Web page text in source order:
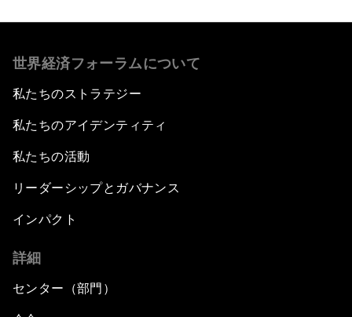
世界経済フォーラムについて
私たちのストラテジー
私たちのアイデンティティ
私たちの活動
リーダーシップとガバナンス
インパクト
詳細
センター（部門）